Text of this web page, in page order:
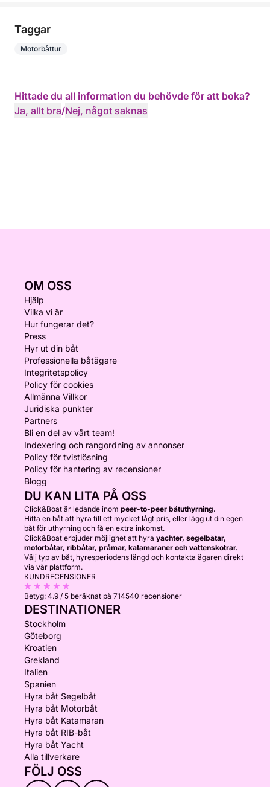
Taggar
Motorbåttur
Hittade du all information du behövde för att boka?
Ja, allt bra/Nej, något saknas
OM OSS
Hjälp
Vilka vi är
Hur fungerar det?
Press
Hyr ut din båt
Professionella båtägare
Integritetspolicy
Policy för cookies
Allmänna Villkor
Juridiska punkter
Partners
Bli en del av vårt team!
Indexering och rangordning av annonser
Policy för tvistlösning
Policy för hantering av recensioner
Blogg
DU KAN LITA PÅ OSS
Click&Boat är ledande inom peer-to-peer båtuthyrning.
Hitta en båt att hyra till ett mycket lågt pris, eller lägg ut din egen
båt för uthyrning och få en extra inkomst.
Click&Boat erbjuder möjlighet att hyra yachter, segelbåtar,
motorbåtar, ribbåtar, pråmar, katamaraner och vattenskotrar.
Välj typ av båt, hyresperiodens längd och kontakta ägaren direkt
via vår plattform.
KUNDRECENSIONER
Betyg: 4.9 / 5 beräknat på 714540 recensioner
DESTINATIONER
Stockholm
Göteborg
Kroatien
Grekland
Italien
Spanien
Hyra båt Segelbåt
Hyra båt Motorbåt
Hyra båt Katamaran
Hyra båt RIB-båt
Hyra båt Yacht
Alla tillverkare
FÖLJ OSS